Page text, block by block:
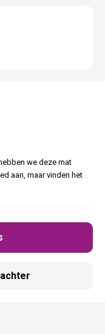
we deze mat
aan, maar vinden het